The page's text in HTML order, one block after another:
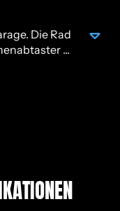
Die Rad
...